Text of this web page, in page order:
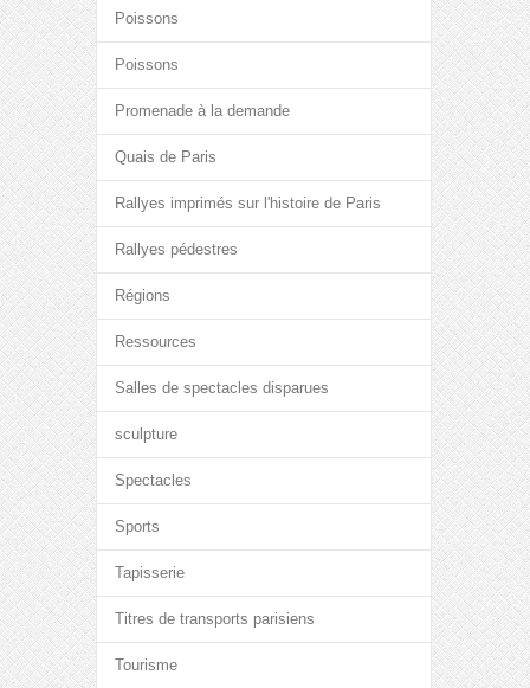
Poissons
Poissons
Promenade à la demande
Quais de Paris
Rallyes imprimés sur l'histoire de Paris
Rallyes pédestres
Régions
Ressources
Salles de spectacles disparues
sculpture
Spectacles
Sports
Tapisserie
Titres de transports parisiens
Tourisme